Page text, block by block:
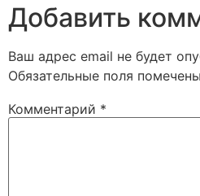
Добавить
Ваш адрес email не будет
Обязательные поля помечены
Комментарий *